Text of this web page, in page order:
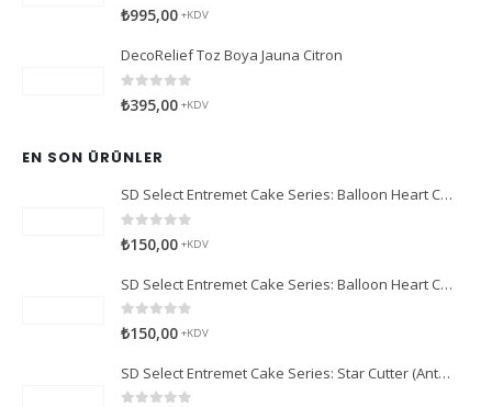
0 5 üzerinden
₺995,00 +KDV
DecoRelief Toz Boya Jauna Citron
0
₺395,00 +KDV
EN SON ÜRÜNLER
SD Select Entremet Cake Series: Balloon Heart Cutter Small Cutter (Antreme Pasta Serisi: Balon Kalp Kesici)
0 5 üzerinden
₺150,00 +KDV
SD Select Entremet Cake Series: Balloon Heart Cutter Cutter (Antreme Pasta Serisi: Balon Kalp Kesici)
0 5 üzerinden
₺150,00 +KDV
SD Select Entremet Cake Series: Star Cutter (Antreme Pasta Serisi: Yıldız Kesici)